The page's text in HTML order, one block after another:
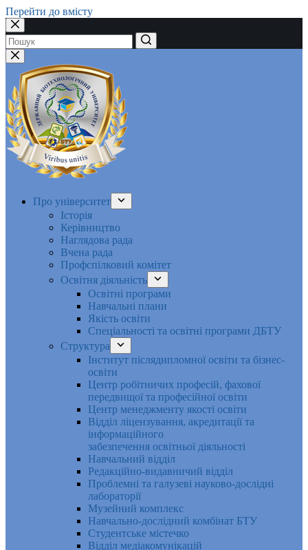
Перейти до вмісту
Немає
результатів
Про університет
Історія
Керівництво
Наглядова рада
Вчена рада
Профспілковий комітет
Освітня діяльність
Освітні програми
Навчальні плани
Якість освіти
Спеціальності та освітні програми ДБТУ
Структура
Інститут післядипломної освіти та бізнес-
освіти
Центр робітничих професій, фахової
передвищої та професійної освіти
Центр менеджменту якості освіти
Відділ ліцензування, акредитації та
інформаційного
забезпечення освітньої діяльності
Навчальний відділ
Редакційно-видавничий відділ
Проблемні та галузеві науково-дослідні
лабораторії
Музейний комплекс
Навчально-дослідний комбінат БТУ
Студентське містечко
Відділ медіакомунікацій